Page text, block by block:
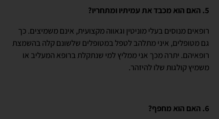
5. האם הוא מכבד את עמיתיו ומתחריו?
רופאים מנוסים בעלי מוניטין וגאווה מקצועית, אינם משמיצים. כך
גם מטופלים, איני מתלהב לטפל במטופלים שלשונם קלה בהשמצת
רופאיהם. יתרה מכך אני ממליץ למי שנתקלת ברופא המעליב או
משמיץ קולגות שלו להיזהר.
6. האם הוא מחפף?